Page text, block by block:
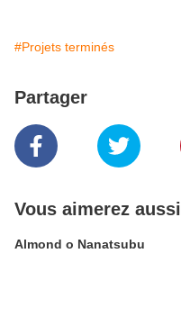
#Projets terminés
Partager
Vous aimerez aussi
Almond o Nanatsubu